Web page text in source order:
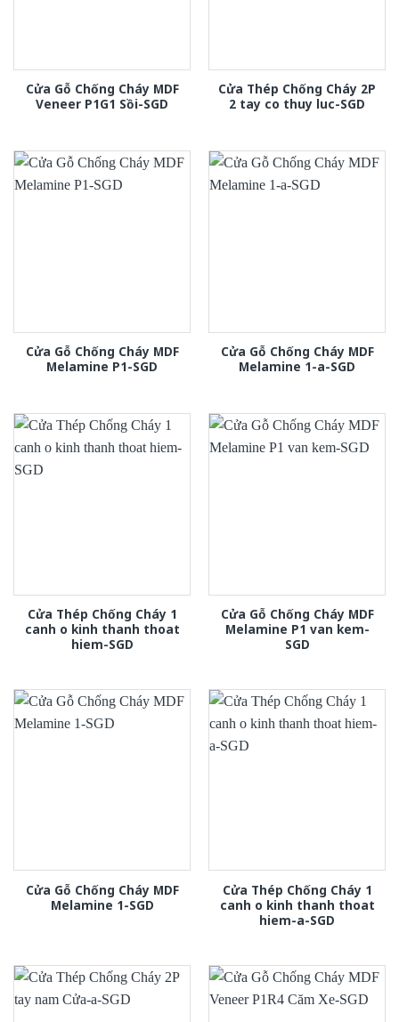
Cửa Gỗ Chống Cháy MDF
Veneer P1G1 Sồi-SGD
Cửa Thép Chống Cháy 2P
2 tay co thuy luc-SGD
Cửa Gỗ Chống Cháy MDF
Melamine P1-SGD
Cửa Gỗ Chống Cháy MDF
Melamine 1-a-SGD
Cửa Thép Chống Cháy 1
canh o kinh thanh thoat
hiem-SGD
Cửa Gỗ Chống Cháy MDF
Melamine P1 van kem-
SGD
Cửa Gỗ Chống Cháy MDF
Melamine 1-SGD
Cửa Thép Chống Cháy 1
canh o kinh thanh thoat
hiem-a-SGD